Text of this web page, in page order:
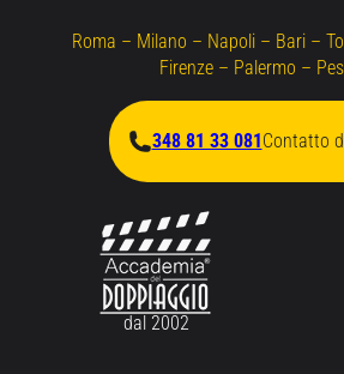
Roma – Milano – Napoli – Bari –
Firenze – Palermo –
348 81 33 081Contatto
dal 2002